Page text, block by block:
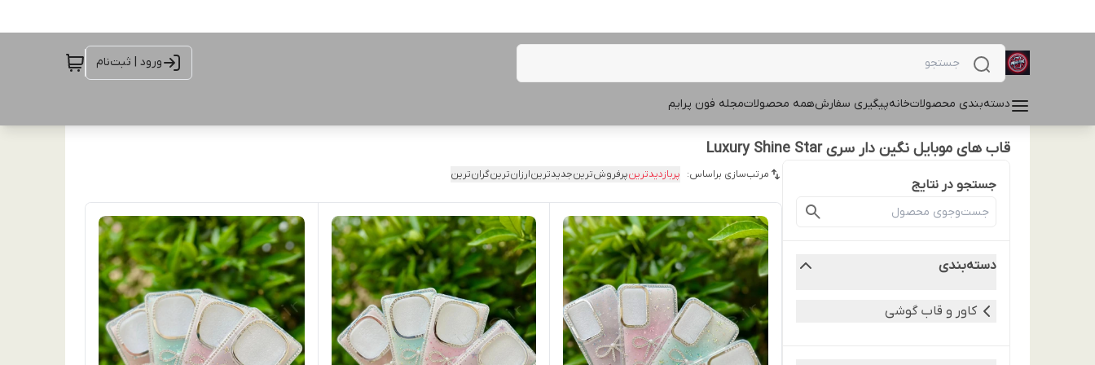
ورود | ثبت‌نام
دسته‌بندی محصولاتخانهپیگیری سفارشهمه محصولاتمجله فون پرایم
قاب های موبایل نگین دار سری Luxury Shine Star
جستجو در نتایج
دسته‌بندی
کاور و قاب گوشی
مرتب‌سازی براساس: پربازدیدترینپرفروش‌ترینجدیدترینارزان‌ترینگران‌ترین